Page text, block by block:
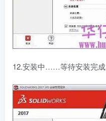
12.安装中……等待安装完成